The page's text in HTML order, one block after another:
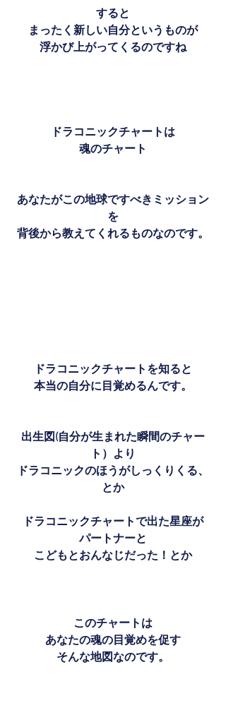
すると
まったく新しい自分というものが
浮かび上がってくるのですね
ドラコニックチャートは
魂のチャート
あなたがこの地球ですべきミッション
を
背後から教えてくれるものなのです。
ドラコニックチャートを知ると
本当の自分に目覚めるんです。
出生図(自分が生まれた瞬間のチャー
ト）より
ドラコニックのほうがしっくりくる、
とか
ドラコニックチャートで出た星座が
パートナーと
こどもとおんなじだった！とか
このチャートは
あなたの魂の目覚めを促す
そんな地図なのです。